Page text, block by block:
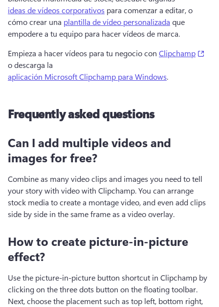
ideas de vídeos corporativos para comenzar a editar, o
cómo crear una plantilla de vídeo personalizada que
empodere a tu equipo para hacer vídeos de marca.
Empieza a hacer vídeos para tu negocio con Clipchamp
o descarga la
aplicación Microsoft Clipchamp para Windows.
Frequently asked questions
Can I add multiple videos and
images for free?
Combine as many video clips and images you need to tell
your story with video with Clipchamp. You can arrange
stock media to create a montage video, and even add clips
side by side in the same frame as a video overlay.
How to create picture-in-picture
effect?
Use the picture-in-picture button shortcut in Clipchamp by
clicking on the three dots button on the floating toolbar.
Next, choose the placement such as top left, bottom right,